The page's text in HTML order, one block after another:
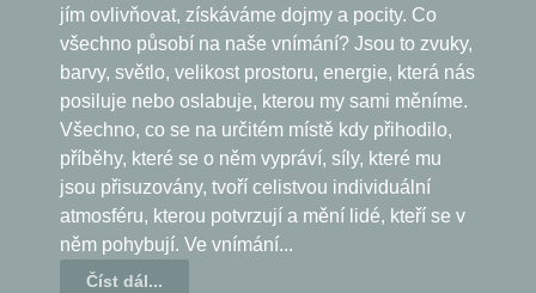
jím ovlivňovat, získáváme dojmy a pocity. Co
všechno působí na naše vnímání? Jsou to zvuky,
barvy, světlo, velikost prostoru, energie, která nás
posiluje nebo oslabuje, kterou my sami měníme.
Všechno, co se na určitém místě kdy přihodilo,
příběhy, které se o něm vypráví, síly, které mu
jsou přisuzovány, tvoří celistvou individuální
atmosféru, kterou potvrzují a mění lidé, kteří se v
něm pohybují. Ve vnímání...
Číst dál...